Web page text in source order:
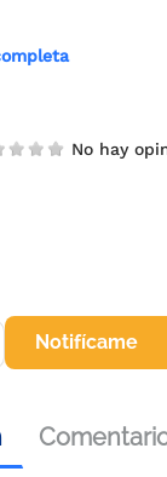
No hay
Notifícame